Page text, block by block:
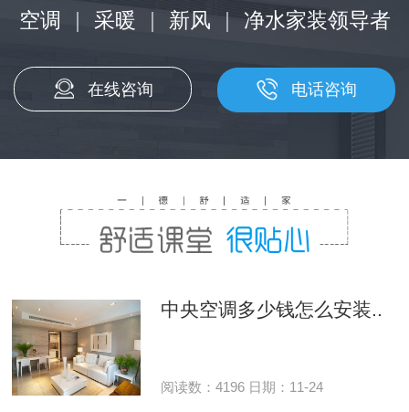
空调 采暖 新风 净水家装领导者
在线咨询 电话咨询
中央空调多少钱怎么安装..
阅读数：4196 日期：11-24